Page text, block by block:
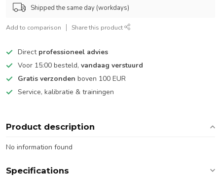
Shipped the same day (workdays)
Add to comparison Share this product
Direct professioneel advies
Voor 15:00 besteld, vandaag verstuurd
Gratis verzonden boven 100 EUR
Service, kalibratie & trainingen
Product description
No information found
Specifications